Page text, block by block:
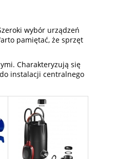
wybór urządzeń
pamiętać, że sprzęt
Charakteryzują się
instalacji centralnego